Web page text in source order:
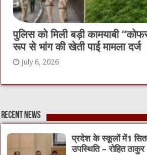
पुलिस को मिली बड़ी कामयाबी
रूप से भांग की खेती पाई मामला दर्ज
July 6, 2026
Recent News
प्रदेश के स्कूलों में1
उपस्थिति – रोहित ठाकुर